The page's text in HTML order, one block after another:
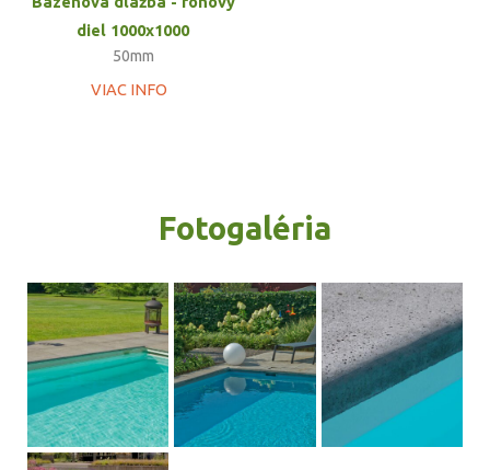
diel 1000x1000
50mm
VIAC INFO
Fotogaléria